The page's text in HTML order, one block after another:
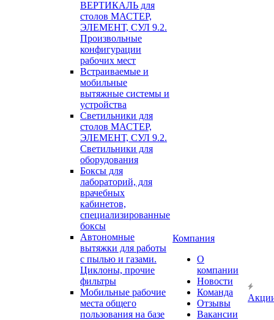
ВЕРТИКАЛЬ для
столов МАСТЕР,
ЭЛЕМЕНТ, СУЛ 9.2.
Произвольные
конфигурации
рабочих мест
Встраиваемые и
мобильные
вытяжные системы и
устройства
Светильники для
столов МАСТЕР,
ЭЛЕМЕНТ, СУЛ 9.2.
Светильники для
оборудования
Боксы для
лабораторий, для
врачебных
кабинетов,
специализированные
боксы
Автономные
вытяжки для работы
с пылью и газами.
Циклоны, прочие
фильтры
Мобильные рабочие
места общего
пользования на базе
Компания
О
компании
Новости
Команда
Отзывы
Вакансии